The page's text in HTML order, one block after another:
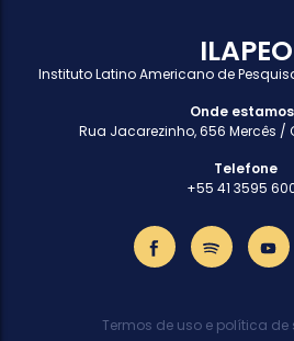
ILAPEO
Instituto Latino Americano de
Onde
Rua Jacarezinho, 656 Mercês /
Telefone
+55 41 3595
Termos de uso e política